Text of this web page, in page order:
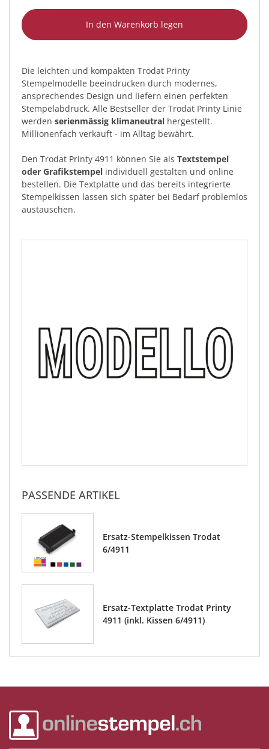
In den Warenkorb legen
Die leichten und kompakten Trodat Printy
Stempelmodelle beeindrucken durch modernes,
ansprechendes Design und liefern einen perfekten
Stempelabdruck. Alle Bestseller der Trodat Printy Linie
werden serienmässig klimaneutral hergestellt.
Millionenfach verkauft - im Alltag bewährt.
Den Trodat Printy 4911 können Sie als Textstempel
oder Grafikstempel individuell gestalten und online
bestellen. Die Textplatte und das bereits integrierte
Stempelkissen lassen sich später bei Bedarf problemlos
austauschen.
PASSENDE ARTIKEL
Ersatz-Stempelkissen Trodat
6/4911
Ersatz-Textplatte Trodat Printy
4911 (inkl. Kissen 6/4911)